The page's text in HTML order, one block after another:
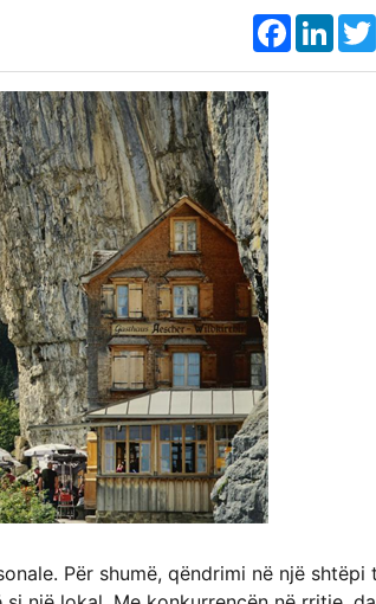
Facebook
Për shumë, qëndrimi në një shtëpi